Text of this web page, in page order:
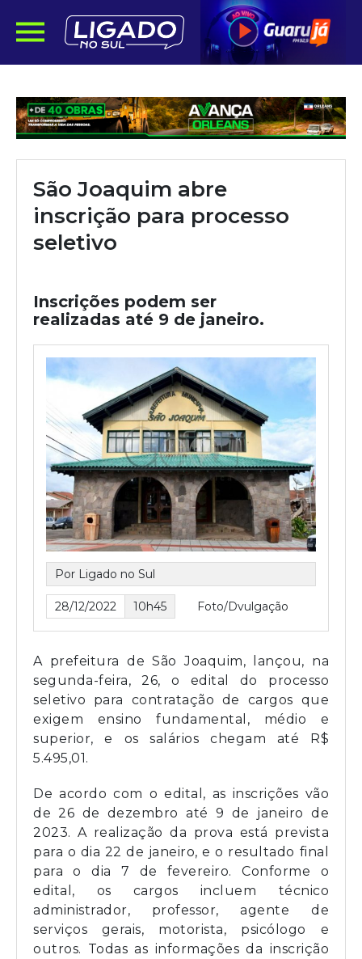
São Joaquim abre
inscrição para processo
seletivo
Inscrições podem ser
realizadas até 9 de janeiro.
Por Ligado no Sul
28/12/2022 10h45 Foto/Dvulgação
A prefeitura de São Joaquim, lançou, na
segunda-feira, 26, o edital do processo
seletivo para contratação de cargos que
exigem ensino fundamental, médio e
superior, e os salários chegam até R$
5.495,01.
De acordo com o edital, as inscrições vão
de 26 de dezembro até 9 de janeiro de
2023. A realização da prova está prevista
para o dia 22 de janeiro, e o resultado final
para o dia 7 de fevereiro. Conforme o
edital, os cargos incluem técnico
administrador, professor, agente de
serviços gerais, motorista, psicólogo e
outros. Todas as informações da inscrição